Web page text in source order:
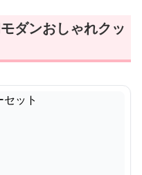
ダンおしゃれクッ